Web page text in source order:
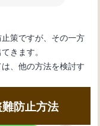
策ですが、その一方
きます。
、他の方法を検討す
防止方法